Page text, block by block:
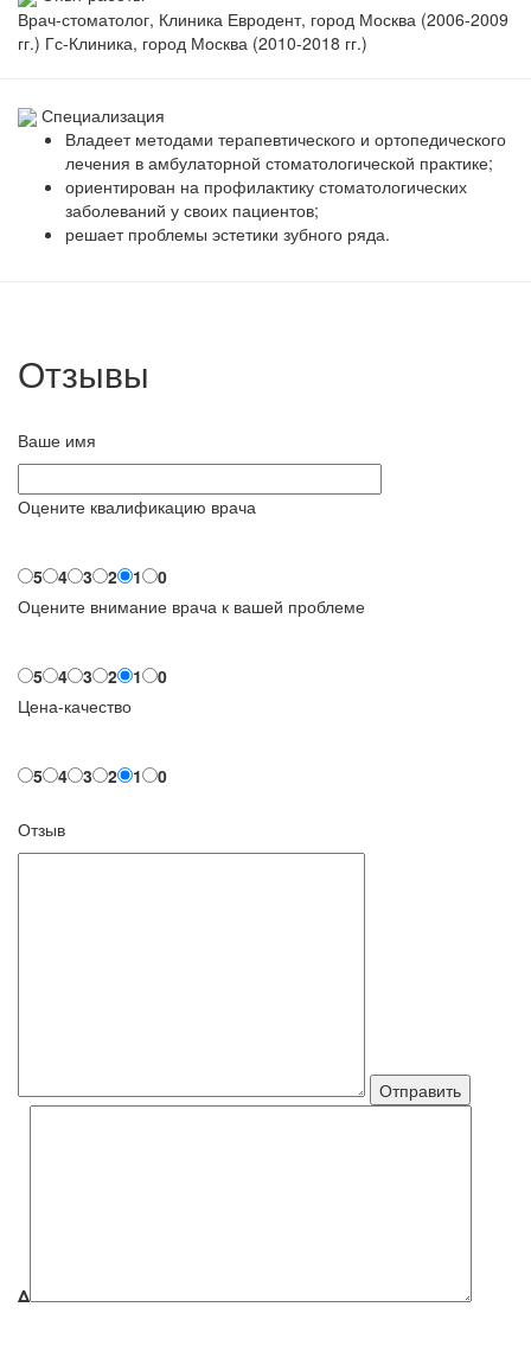
Врач-стоматолог, Клиника Евродент, город Москва (2006-2009
гг.) Гс-Клиника, город Москва (2010-2018 гг.)
Специализация
Владеет методами терапевтического и ортопедического
лечения в амбулаторной стоматологической практике;
ориентирован на профилактику стоматологических
заболеваний у своих пациентов;
решает проблемы эстетики зубного ряда.
Отзывы
Ваше имя
Оцените квалификацию врача
5 4 3 2 1
0
Оцените внимание врача к вашей проблеме
5 4 3 2 1
0
Цена-качество
5 4 3 2 1 0
Отзыв
Δ